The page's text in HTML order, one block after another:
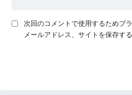
次回のコメントで使用するためブ
メールアドレス、サイトを保存する